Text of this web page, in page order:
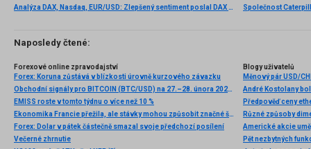
Analýza DAX, Nasdaq, EUR/USD: Zlepšený sentiment poslal DAX na nová maxima
Naposledy čtené:
Forexové online zpravodajství
Forex: Koruna zůstává v blízkosti úrovně kurzového závazku
Obchodní signály pro BITCOIN (BTC/USD) na 27.–28. února 2026: prodej pod 68 750 USD (21 SMA – 3/8 Murray)
EMISS roste v tomto týdnu o více než 10 %
Ekonomika Francie přežila, ale stávky mohou způsobit značné škody.
Forex: Dolar v pátek částečně smazal svoje předchozí posílení
Večerné zhrnutie
Blogy uživatelů
Měnový pár USD/
André Kostolany
Americké akcie